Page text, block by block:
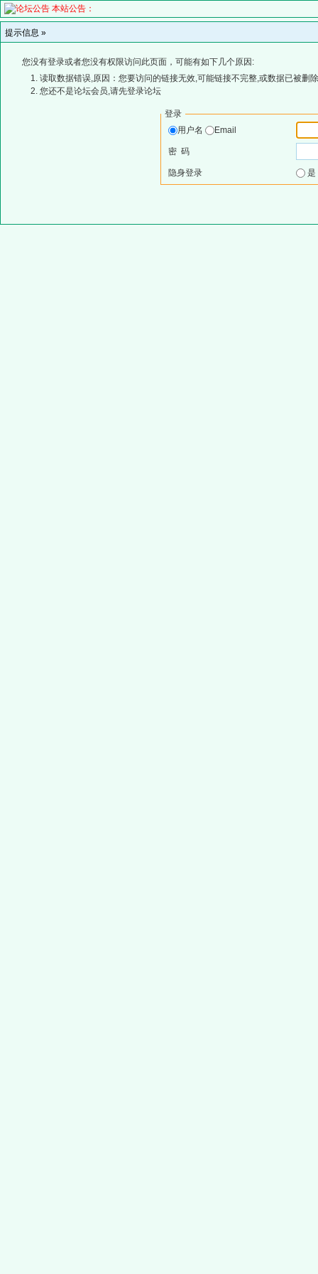
本站公告：
提示信息 »
您没有登录或者您没有权限访问此页面，可能有如下几个原因:
读取数据错误,原因：您要访问的链接无效,可能链接不完整,或数据已被删
您还不是论坛会员,请先登录论坛
登录
用户名
Email
密 码
隐身登录